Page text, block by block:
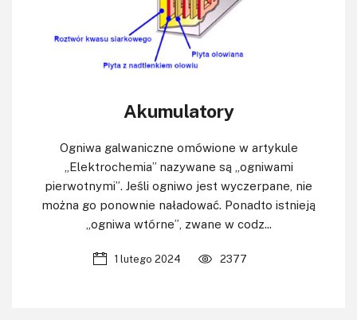
Akumulatory
Ogniwa galwaniczne omówione w artykule
„Elektrochemia” nazywane są „ogniwami
pierwotnymi”. Jeśli ogniwo jest wyczerpane, nie
można go ponownie naładować. Ponadto istnieją
„ogniwa wtórne”, zwane w codz...
1 lutego 2024 2377